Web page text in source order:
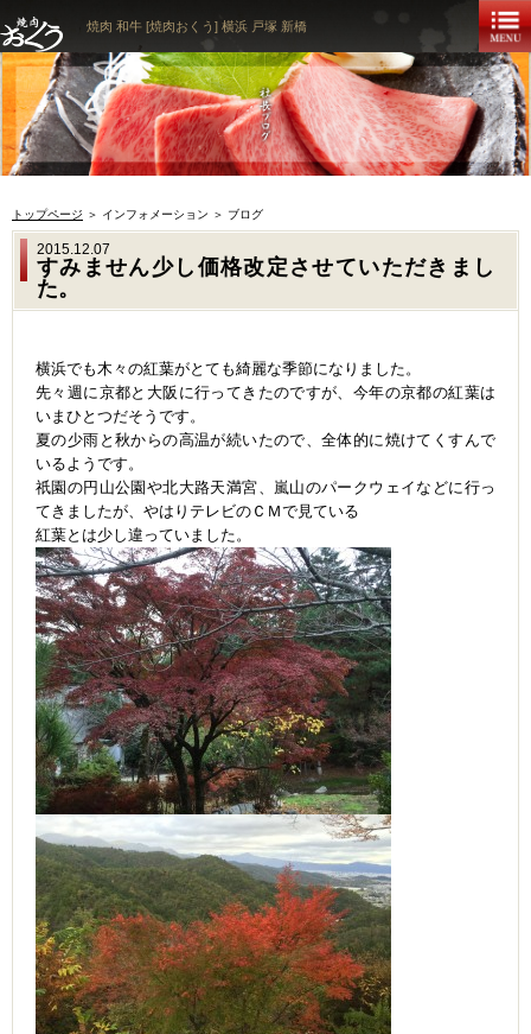
焼肉 和牛 [焼肉おくう] 横浜 戸塚 新橋
トップページ ＞ インフォメーション ＞ ブログ
2015.12.07
すみません少し価格改定させていただきまし
た。
横浜でも木々の紅葉がとても綺麗な季節になりました。
先々週に京都と大阪に行ってきたのですが、今年の京都の紅葉は
いまひとつだそうです。
夏の少雨と秋からの高温が続いたので、全体的に焼けてくすんで
いるようです。
祇園の円山公園や北大路天満宮、嵐山のパークウェイなどに行っ
てきましたが、やはりテレビのＣＭで見ている
紅葉とは少し違っていました。